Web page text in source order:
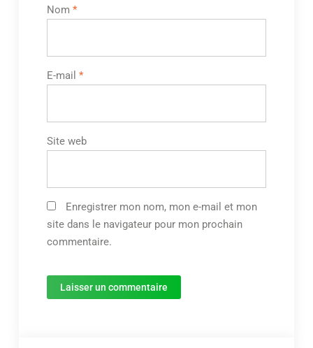
Nom *
E-mail *
Site web
Enregistrer mon nom, mon e-mail et mon
site dans le navigateur pour mon prochain
commentaire.